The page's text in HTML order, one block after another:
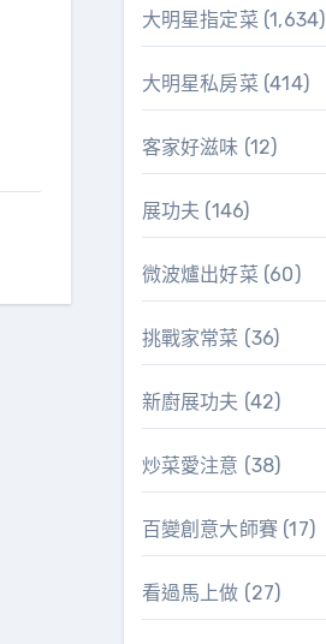
大明星指定菜 (1,634)
大明星私房菜 (414)
客家好滋味 (12)
展功夫 (146)
微波爐出好菜 (60)
挑戰家常菜 (36)
新廚展功夫 (42)
炒菜愛注意 (38)
百變創意大師賽(17)
看過馬上做 (27)